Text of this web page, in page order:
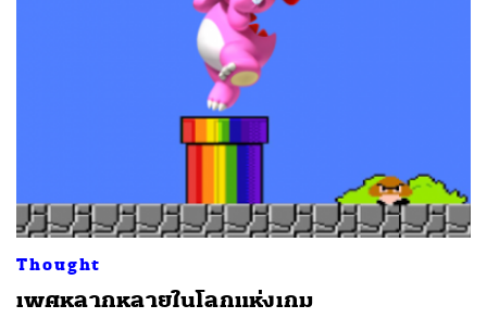
Thought
เพศหลากหลายในโลกแห่งเกม
SHARE TWEET LINE EMAIL